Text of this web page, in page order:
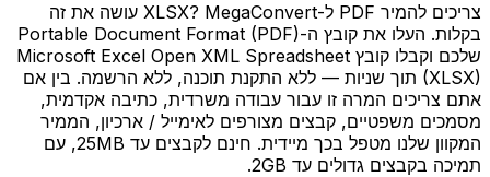
צריכים להמיר PDF ל-XLSX? MegaConvert עושה את זה
בקלות. העלו את קובץ ה-Portable Document Format (PDF)
שלכם וקבלו קובץ Microsoft Excel Open XML Spreadsheet
(XLSX) תוך שניות — ללא התקנת תוכנה, ללא הרשמה. בין אם
אתם צריכים המרה זו עבור עבודה משרדית, כתיבה אקדמית,
מסמכים משפטיים, קבצים מצורפים לאימייל / ארכיון, הממיר
המקוון שלנו מטפל בכך מיידית. חינם לקבצים עד 25MB, עם
תמיכה בקבצים גדולים עד 2GB.